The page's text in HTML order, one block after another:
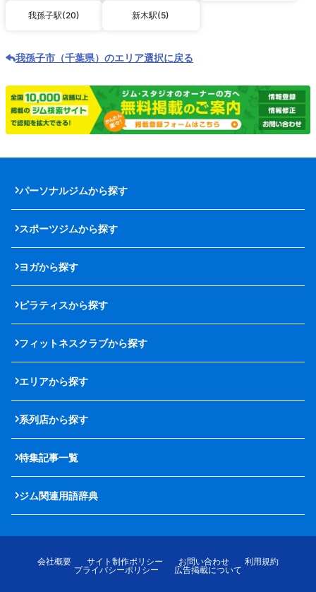
我孫子駅(20) 新木駅(5)
我孫子市（千葉県）のエリア選択に戻る
パーソナルジムから探す
スポーツジムから探す
ヨガから探す
ピラティスから探す
フィットネスクラブから探す
エリアから探す
系列店から探す
特集記事一覧
ジム関連用語辞典
会社概要 サイト制作ポリシー お問い合わせ
利用規約
プライバシーポリシー
広告掲載について